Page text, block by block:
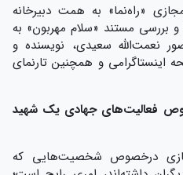
«راه‌نما» به همت دبیرخانه
و بررسی مستند «سلام مهربون» به
نعمت‌الله سعیدی، نویسنده و
اینستاگرامی و همچنین تارنمای
فعالیت‌های جهادی یک شهید
درخصوص شخصیت‌هایی که